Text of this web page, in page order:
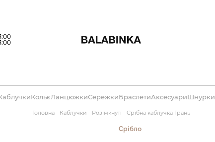
КольєЛанцюжкиСережкиБраслетиАксесуариШнурки
Головна Каблучки Розімкнуті Срібна каблучка Грань
Срібло